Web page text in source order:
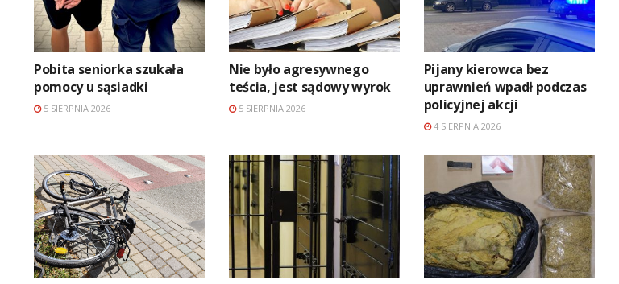
Pobita seniorka szukała
pomocy u sąsiadki
5 SIERPNIA 2026
Nie było agresywnego
teścia, jest sądowy wyrok
5 SIERPNIA 2026
Pijany kierowca bez
uprawnień wpadł podczas
policyjnej akcji
4 SIERPNIA 2026